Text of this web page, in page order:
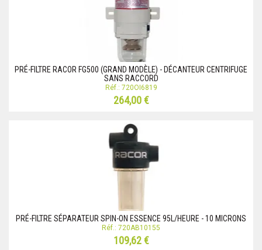
PRÉ-FILTRE RACOR FG500 (GRAND MODÈLE) - DÉCANTEUR CENTRIFUGE
SANS RACCORD
Réf.: 720OI6819
264,00 €
PRÉ-FILTRE SÉPARATEUR SPIN-ON ESSENCE 95L/HEURE - 10 MICRONS
Réf.: 720AB10155
109,62 €